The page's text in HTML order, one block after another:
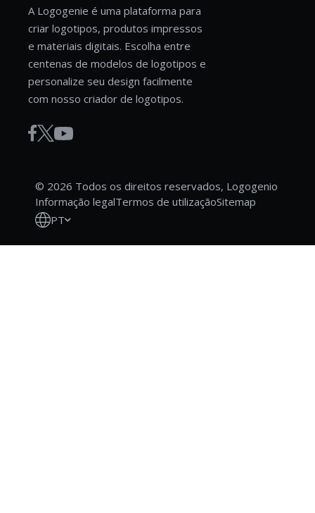
A Logogenie é uma plataforma para
criar logotipos, produtos impressos
e materiais digitais. Escolha entre
centenas de modelos de logotipos e
personalize seu design facilmente
com nosso criador de logotipos.
© 2026 Todos os direitos reservados, Logogenio
Informação legalTermos de utilizaçãoSitemap
PT